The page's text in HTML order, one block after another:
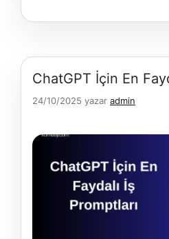
etki gücünü de geliştirir.Bu
ChatGPT İçin En
24/10/2025 yazar admin